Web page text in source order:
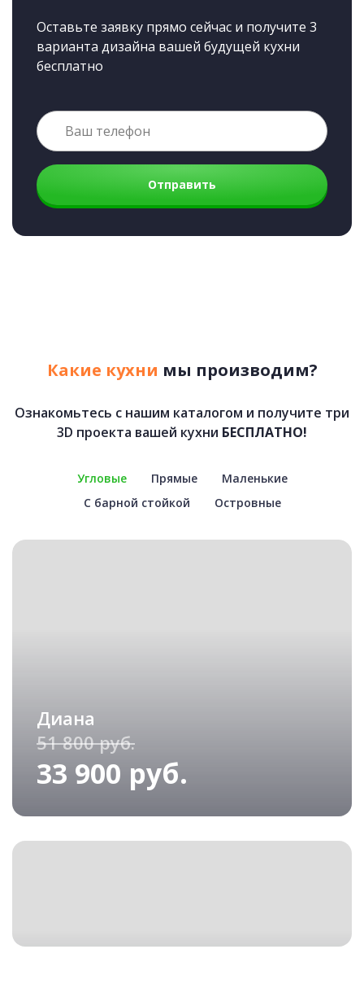
Оставьте заявку прямо сейчас и получите 3
варианта дизайна вашей будущей кухни
бесплатно
Отправить
Какие кухни мы производим?
Ознакомьтесь с нашим каталогом и получите три
3D проекта вашей кухни БЕСПЛАТНО!
Угловые Прямые
Маленькие
С барной стойкой
Островные
Диана
51 800 руб.
33 900 руб.